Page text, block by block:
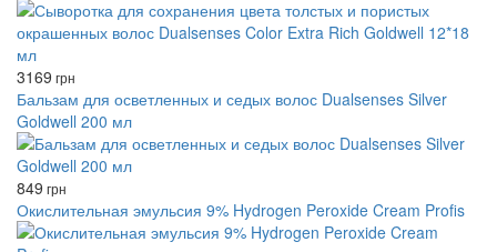
3169 грн
Бальзам для осветленных и седых волос Dualsenses Silver
Goldwell 200 мл
849 грн
Окислительная эмульсия 9% Hydrogen Peroxide Cream Profis